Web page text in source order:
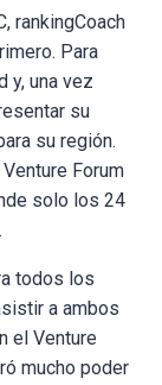
rankingCoach
Para
y, una vez
su
su región.
Forum
solo los 24
todos los
a ambos
el Venture
mucho poder